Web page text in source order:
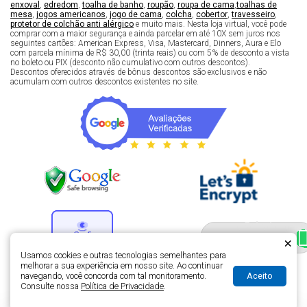
enxoval
edredom ,toalha de banho roupão roupa de cama ,toalhas de
mesa jogos americanos jogo de cama colcha cobertor ,travesseiro
protetor de colchão anti alérgico e muito mais. Nesta loja virtual, você pode
comprar com a maior segurança e ainda parcelar em até 10X sem juros nos
seguintes cartões: American Express, Visa, Mastercard, Dinners, Aura e Elo
com parcela mínima de R$ 30,00 (trinta reais) ou com 5% de desconto a vista
no boleto ou PIX (desconto não cumulativo com outros descontos).
Descontos oferecidos através de bônus descontos são exclusivos e não
acumulam com outros descontos existentes no site.
Desenvolvimento de lojas virtuais -H5 Web - Soluções em tecnologia da
informação
×
Usamos cookies e outras tecnologias semelhantes para
melhorar a sua experiência em nosso site. Ao continuar
navegando, você concorda com tal monitoramento.
Consulte nossa Política de Privacidade.
Aceito
Fale com um especialista
enxoval